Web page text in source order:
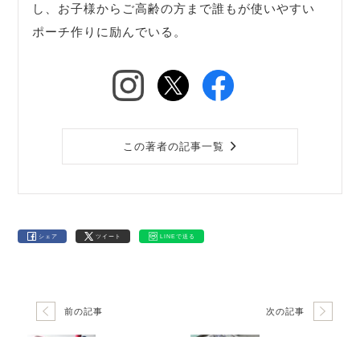
し、お子様からご高齢の方まで誰もが使いやすい
ポーチ作りに励んでいる。
この著者の記事一覧
シェア ツイート LINEで送る
前の記事 次の記事